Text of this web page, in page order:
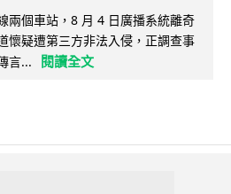
兩個車站，8 月 4 日廣播系統離奇
懷疑遭第三方非法入侵，正調查事
言...
閱讀全文